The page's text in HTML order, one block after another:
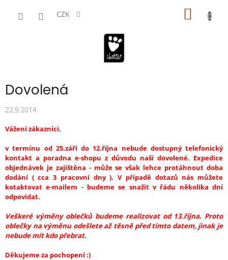
CZK
Dovolená
22.9.2014
Vážení zákazníci,
v termínu od 25.září do 12.října nebude dostupný telefonický
kontakt a poradna e-shopu z důvodu naší dovolené. Expedice
objednávek je zajištěna - může se však lehce protáhnout doba
dodání ( cca 3 pracovní dny ). V případě dotazů nás můžete
kotaktovat e-mailem - budeme se snažit v řádu několika dní
odpovídat.
Veškeré výměny oblečků budeme realizovat od 13.října. Proto
oblečky na výměnu odešlete až těsně před tímto datem, jinak je
nebude mít kdo přebrat.
Děkujeme za pochopení :)